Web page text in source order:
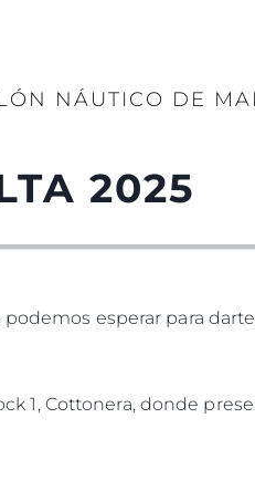
NÁUTICO DE
2025
podemos esperar para
1, Cottonera, dondeNoticias